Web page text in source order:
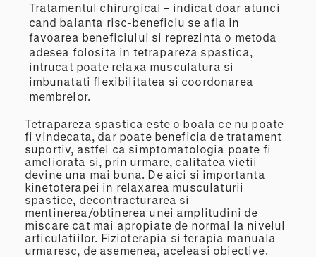
Tratamentul chirurgical – indicat doar atunci
cand balanta risc-beneficiu se afla in
favoarea beneficiului si reprezinta o metoda
adesea folosita in tetrapareza spastica,
intrucat poate relaxa musculatura si
imbunatati flexibilitatea si coordonarea
membrelor.
Tetrapareza spastica este o boala ce nu poate
fi vindecata, dar poate beneficia de tratament
suportiv, astfel ca simptomatologia poate fi
ameliorata si, prin urmare, calitatea vietii
devine una mai buna. De aici si importanta
kinetoterapei in relaxarea musculaturii
spastice, decontracturarea si
mentinerea/obtinerea unei amplitudini de
miscare cat mai apropiate de normal la nivelul
articulatiilor. Fizioterapia si terapia manuala
urmaresc, de asemenea, aceleasi obiective.